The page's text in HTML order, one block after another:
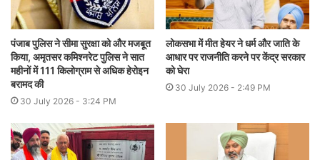
पंजाब पुलिस ने सीमा सुरक्षा को और मजबूत
किया, अमृतसर कमिश्नरेट पुलिस ने सात
महीनों में 111 किलोग्राम से अधिक हेरोइन
बरामद की
30 July 2026 - 3:24 PM
लोकसभा में मीत हेयर ने धर्म और जाति के
आधार पर राजनीति करने पर केंद्र सरकार
को घेरा
30 July 2026 - 2:49 PM